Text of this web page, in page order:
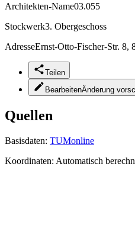
Architekten-Name03.055
Stockwerk3. Obergeschoss
AdresseErnst-Otto-Fischer-Str. 8,
Teilen
BearbeitenÄnderung
Quellen
Basisdaten: TUMonline
Koordinaten: Automatisch